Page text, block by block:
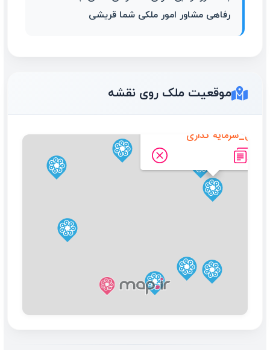
رفاهی مشاور امور ملکی شما قریشی
موقعیت ملک روی نقشه
48متر_مرتضوی
گذاری